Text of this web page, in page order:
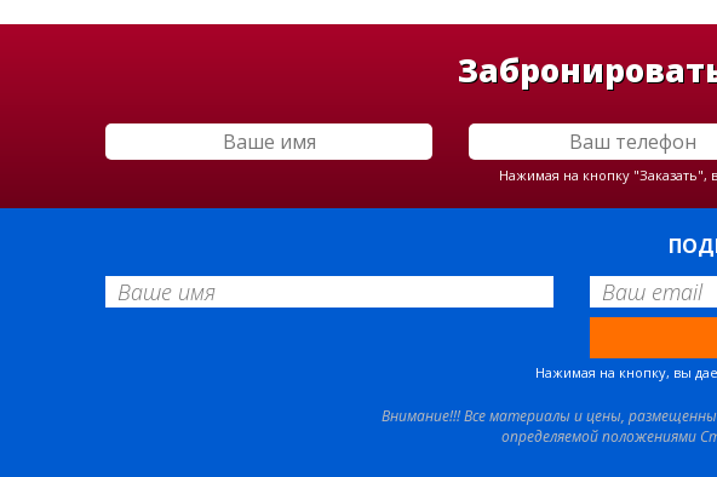
Нажимая на кнопку "Заказать",
Нажимая на кнопку, вы
Внимание!!! Все материалы и цены,
определяемой положениями